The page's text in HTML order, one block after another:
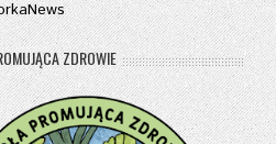
ZDROWIE